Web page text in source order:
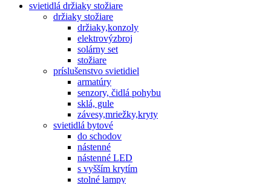
svietidlá držiaky stožiare
držiaky stožiare
držiaky,konzoly
elektrovýzbroj
solárny set
stožiare
príslušenstvo svietidiel
armatúry
senzory, čidlá pohybu
sklá, gule
závesy,mriežky,kryty
svietidlá bytové
do schodov
nástenné
nástenné LED
s vyšším krytím
stolné lampy